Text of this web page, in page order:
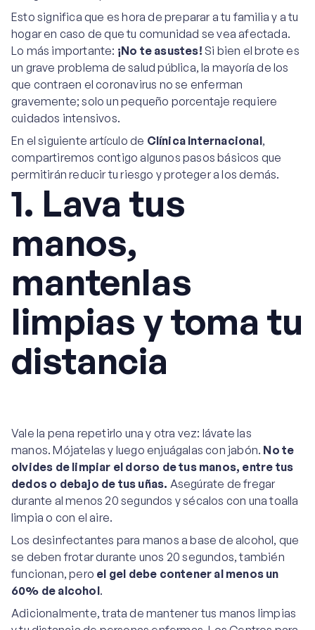
Esto significa que es hora de preparar a tu familia y a tu
hogar en caso de que tu comunidad se vea afectada.
Lo más importante: ¡No te asustes! Si bien el brote es
un grave problema de salud pública, la mayoría de los
que contraen el coronavirus no se enferman
gravemente; solo un pequeño porcentaje requiere
cuidados intensivos.
En el siguiente artículo de Clínica Internacional,
compartiremos contigo algunos pasos básicos que
permitirán reducir tu riesgo y proteger a los demás.
1. Lava tus
manos,
mantenlas
limpias y toma tu
distancia
Vale la pena repetirlo una y otra vez: lávate las
manos. Mójatelas y luego enjuágalas con jabón. No te
olvides de limpiar el dorso de tus manos, entre tus
dedos o debajo de tus uñas. Asegúrate de fregar
durante al menos 20 segundos y sécalos con una toalla
limpia o con el aire.
Los desinfectantes para manos a base de alcohol, que
se deben frotar durante unos 20 segundos, también
funcionan, pero el gel debe contener al menos un
60% de alcohol.
Adicionalmente, trata de mantener tus manos limpias